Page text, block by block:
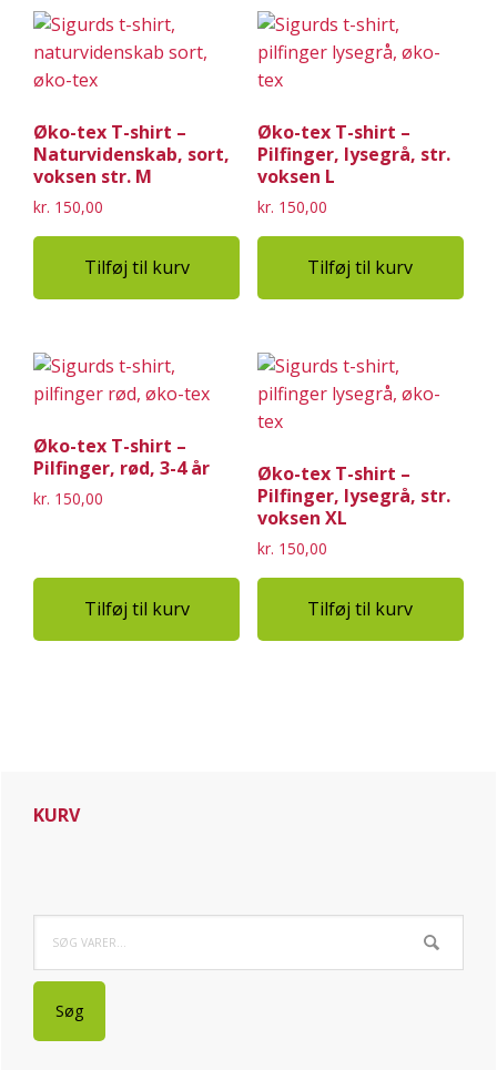
Øko-tex T-shirt –
Naturvidenskab, sort,
voksen str. M
kr. 150,00
Tilføj til kurv
Øko-tex T-shirt –
Pilfinger, lysegrå, str.
voksen L
kr. 150,00
Tilføj til kurv
Øko-tex T-shirt –
Pilfinger, rød, 3-4 år
kr. 150,00
Tilføj til kurv
Øko-tex T-shirt –
Pilfinger, lysegrå, str.
voksen XL
kr. 150,00
Tilføj til kurv
Primær
KURV
efter:
Søg